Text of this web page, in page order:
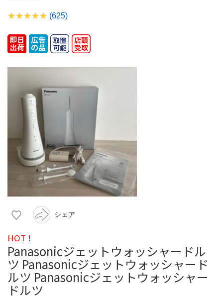
(625)
シェア
HOT !
Panasonicジェットウォッシャードル
ツ Panasonicジェットウォッシャード
ルツ Panasonicジェットウォッシャー
ドルツ